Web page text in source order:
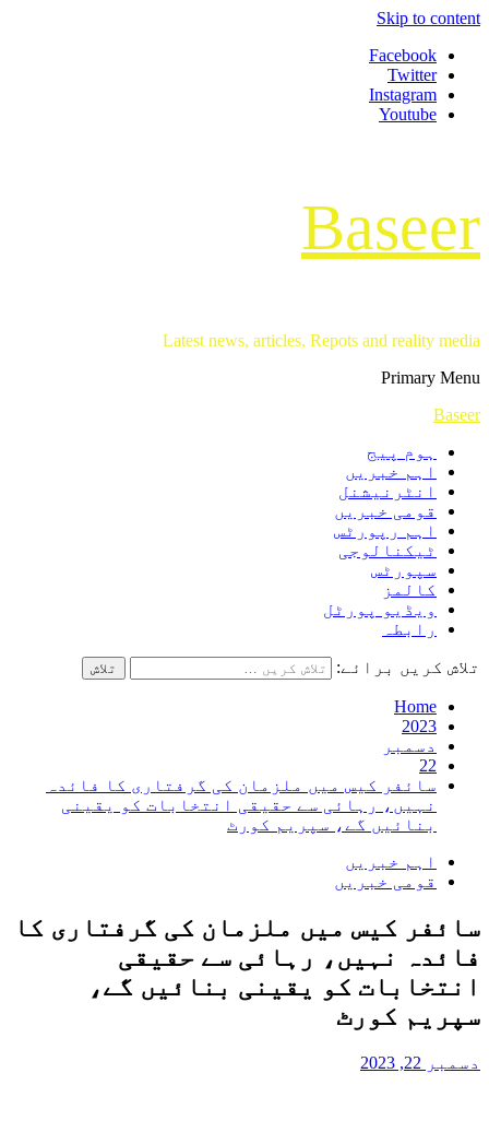
Skip to content
Facebook
Twitter
Instagram
Youtube
Baseer
Latest news, articles, Repots and reality media
Primary Menu
Baseer
ہوم پیج
اہم خبریں
انٹرنیشنل
قومی خبریں
اہم رپورٹس
ٹیکنالوجی
سپورٹس
کالمز
ویڈیو پورٹل
رابطہ
تلاش کریں برائے:
Home
2023
دسمبر
22
سائفر کیس میں ملزمان کی گرفتاری کا فائدہ
نہیں، رہائی سے حقیقی انتخابات کو یقینی
بنائیں گے، سپریم کورٹ
اہم خبریں
قومی خبریں
سائفر کیس میں ملزمان کی گرفتاری کا
فائدہ نہیں، رہائی سے حقیقی
انتخابات کو یقینی بنائیں گے،
سپریم کورٹ
دسمبر 22, 2023